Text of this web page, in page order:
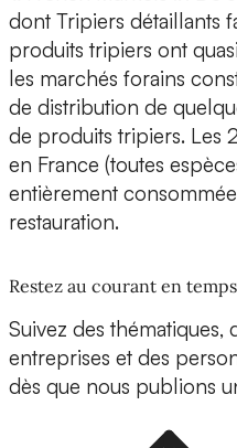
dont Tripiers détaillants
produits tripiers ont
les marchés forains
de distribution de
de produits tripiers.
en France (toutes
entièrement
restauration.
Restez au courant en
Suivez des thématiques,
entreprises et des
dès que nous publions